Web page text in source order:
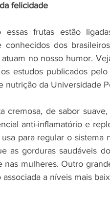
felicidade
essas frutas estão
conhecidos dos
no nosso humor.
estudos publicados
nutrição da Universidade
cremosa, de sabor
anti-inflamatório e
para regular o
as gorduras saudáveis
nas mulheres. Outro
a níveis mais